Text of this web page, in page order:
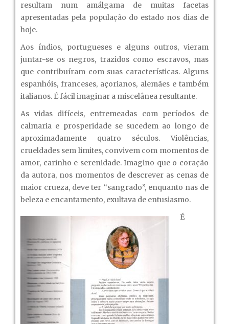
resultam num amálgama de muitas facetas
apresentadas pela população do estado nos dias de
hoje.
Aos índios, portugueses e alguns outros, vieram
juntar-se os negros, trazidos como escravos, mas
que contribuíram com suas características. Alguns
espanhóis, franceses, açorianos, alemães e também
italianos. É fácil imaginar a miscelânea resultante.
As vidas difíceis, entremeadas com períodos de
calmaria e prosperidade se sucedem ao longo de
aproximadamente quatro séculos. Violências,
crueldades sem limites, convivem com momentos de
amor, carinho e serenidade. Imagino que o coração
da autora, nos momentos de descrever as cenas de
maior crueza, deve ter “sangrado”, enquanto nas de
beleza e encantamento, exultava de entusiasmo.
É